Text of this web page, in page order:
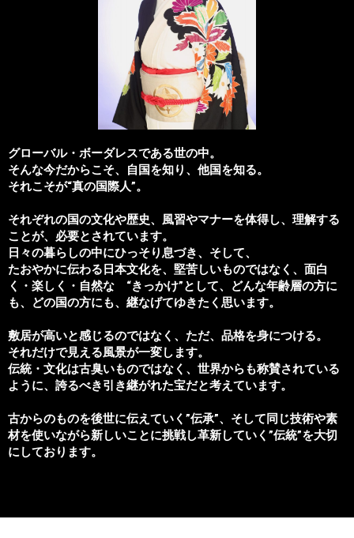
グローバル・ボーダレスである世の中。
そんな今だからこそ、自国を知り、他国を知る。
それこそが“真の国際人”。
それぞれの国の文化や歴史、風習やマナーを体得し、理解する
ことが、必要とされています。
日々の暮らしの中にひっそり息づき、そして、
たおやかに伝わる日本文化を、 堅苦しいものではなく、面白
く・楽しく・自然な “きっかけ”として、どんな年齢層の方に
も、どの国の方にも、継なげてゆきたく思います。
敷居が高いと感じるのではなく、ただ、品格を身につける。
それだけで見える風景が一変します。
伝統・文化は古臭いものではなく、世界からも称賛されている
ように、誇るべき引き継がれた宝だと考えています。
古からのものを後世に伝えていく”伝承”、そして同じ技術や素
材を使いながら新しいことに挑戦し革新していく”伝統”を大切
にしております。